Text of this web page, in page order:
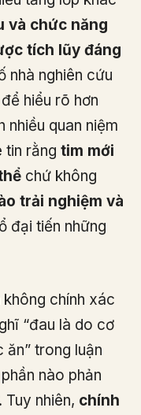
và chức năng
tích lũy đáng
nhà nghiên cứu
để hiểu rõ hơn
nhiều quan niệm
rằng tim mới
chứ không
trải nghiệm và
đại tiến những
chính xác
“đau là do cơ
trong luận
nào phản
nhiên, chính